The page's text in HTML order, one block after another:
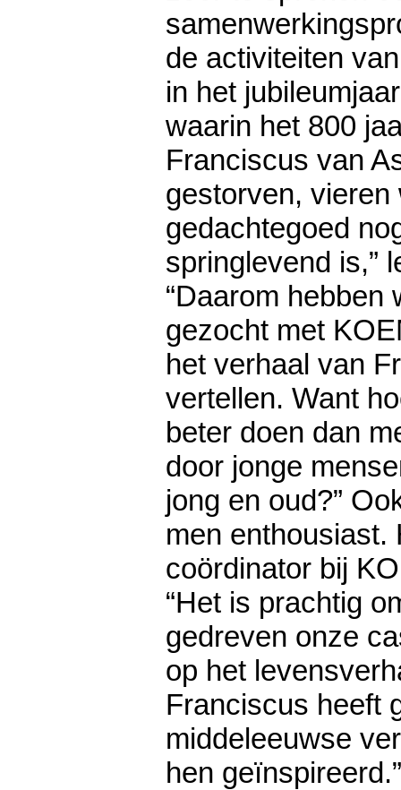
de activiteiten
in het
waarin het 800
Franciscus van
gestorven, vieren
gedachtegoed
springlevend is,”
“Daarom hebben
gezocht met
het verhaal van
vertellen. Want
beter doen dan
door jonge
jong en oud?”
men enthousiast.
coördinator bij
“Het is prachtig
gedreven onze
op het
Franciscus heeft
middeleeuwse
hen geïnspireerd.”